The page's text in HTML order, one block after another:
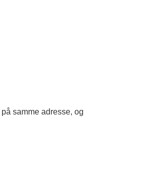
samme adresse, og